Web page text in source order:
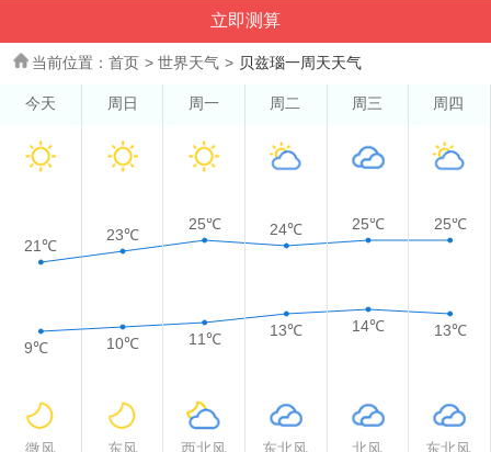
当前位置： 首页 > 世界天气 > 贝兹瑙一周天天气
今天 周日 周一 周二 周三 周四
21℃
23℃
25℃ 24℃ 25℃ 25℃
9℃ 10℃ 11℃ 13℃ 14℃ 13℃